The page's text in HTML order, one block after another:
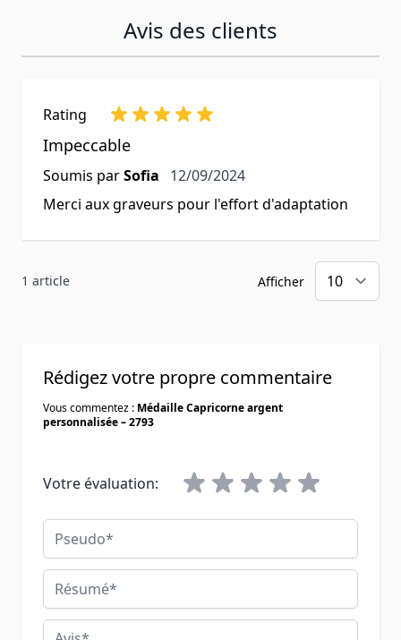
Avis des clients
Rating
Impeccable
Soumis parSofia 12 septembre 2024
12/09/2024
Merci aux graveurs pour l'effort d'adaptation
1 article Afficher
Rédigez votre propre commentaire
Vous commentez : Médaille Capricorne argent
personnalisée – 2793
Votre évaluation:
Pseudo
Résumé
Avis